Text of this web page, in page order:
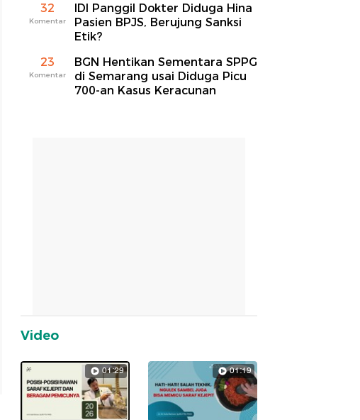
32
Komentar
IDI Panggil Dokter Diduga Hina
Pasien BPJS, Berujung Sanksi
Etik?
23
Komentar
BGN Hentikan Sementara SPPG
di Semarang usai Diduga Picu
700-an Kasus Keracunan
Video
01:29 01:19